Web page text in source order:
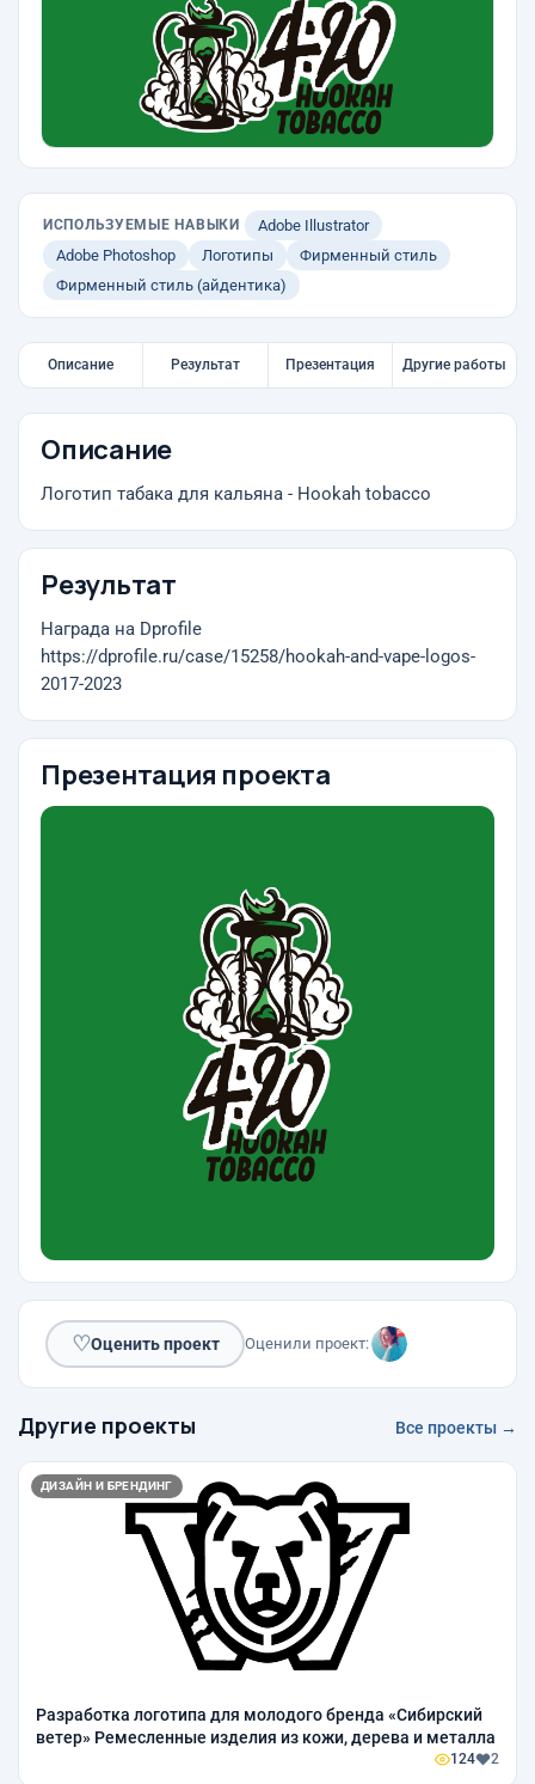
ИСПОЛЬЗУЕМЫЕ НАВЫКИ
Adobe Illustrator
Adobe Photoshop
Логотипы
Фирменный стиль
Фирменный стиль (айдентика)
Описание Результат Презентация Другие работы
Описание
Логотип табака для кальяна - Hookah tobacco
Результат
Награда на Dprofile
https://dprofile.ru/case/15258/hookah-and-vape-logos-
2017-2023
Презентация проекта
♡Оценить проект Оценили проект:
Другие проекты Все проекты →
ДИЗАЙН И БРЕНДИНГ
Разработка логотипа для молодого бренда «Сибирский
ветер» Ремесленные изделия из кожи, дерева и металла
124 2